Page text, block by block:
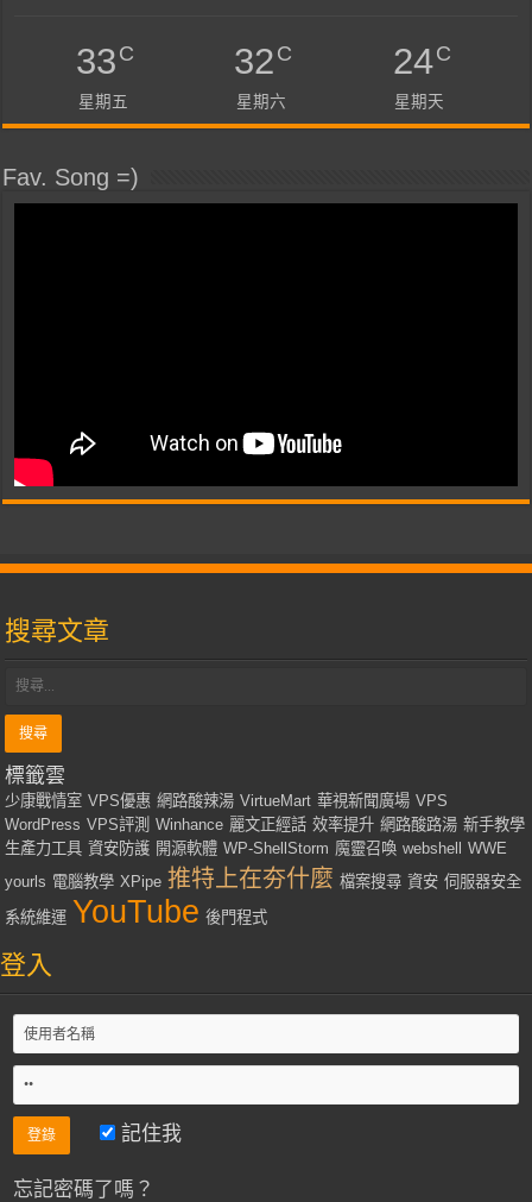
33C
星期五
32C
星期六
24C
星期天
Fav. Song =)
搜尋文章
標籤雲
少康戰情室 VPS優惠 網路酸辣湯 VirtueMart 華視新聞廣場 VPS
WordPress VPS評測 Winhance 麗文正經話 效率提升 網路酸路湯 新手教學
生產力工具 資安防護 開源軟體 WP-ShellStorm 魔靈召喚 webshell WWE
yourls 電腦教學 XPipe 推特上在夯什麼 檔案搜尋 資安 伺服器安全
系統維運 YouTube 後門程式
登入
記住我
忘記密碼了嗎？